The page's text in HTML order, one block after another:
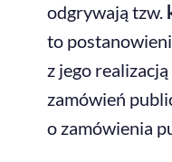
odgrywają tzw.
to
z jego
zamówień
o zamówienia